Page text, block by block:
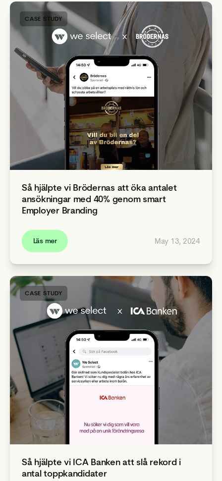
CASE STUDY
Så hjälpte vi Brödernas att öka antalet
ansökningar med 40% genom smart
Employer Branding
Läs mer May 13, 2024
CASE STUDY
Så hjälpte vi ICA Banken att slå rekord i
antal toppkandidater